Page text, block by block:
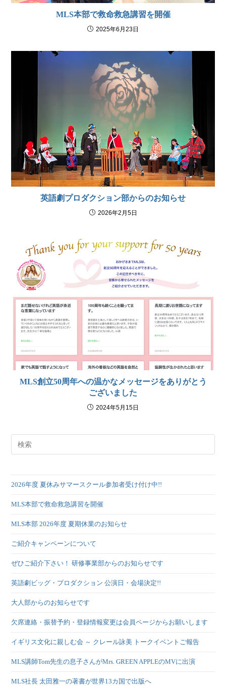
MLS本部で救命救急講習を開催
2025年6月23日
英語劇プロダクション部からのお知らせ
2026年2月5日
MLS創立50周年への温かなメッセージをありがとう
ございました
2024年5月15日
2026年度 夏休みサマースクール参加者受け付け中!!
MLS本部で救命救急講習を開催
MLS本部 2026年度 夏期休業のお知らせ
ご紹介キャンペーンについて
ぜひご紹介下さい！ 研修事業部からのお知らせです
英語劇ビッグ・プロダクション 公演日・会場決定!!
大人部からのお知らせです
欠席連絡・振替予約・登録情報変更は会員ページからお願いします
イギリス文化に親しむ会 ～ クレール詠美 トークイベントご報告
MLS講師Tom先生の息子さんがMrs. GREEN APPLEのMVに出演
MLS社長 太田雅一の著書が世界13カ国で出版へ